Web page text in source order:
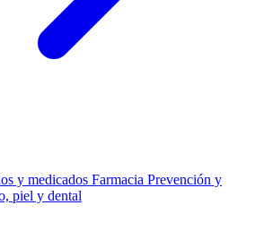
y medicados Farmacia Prevención y
piel y dental